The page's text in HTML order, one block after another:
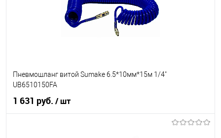
Пневмошланг витой Sumake 6.5*10мм*15м 1/4"
UB6510150FA
1 631 руб. / шт